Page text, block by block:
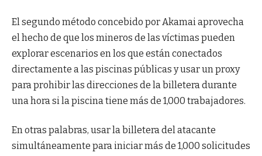
El segundo método concebido por Akamai aprovecha
el hecho de que los mineros de las víctimas pueden
explorar escenarios en los que están conectados
directamente a las piscinas públicas y usar un proxy
para prohibir las direcciones de la billetera durante
una hora si la piscina tiene más de 1,000 trabajadores.
En otras palabras, usar la billetera del atacante
simultáneamente para iniciar más de 1,000 solicitudes